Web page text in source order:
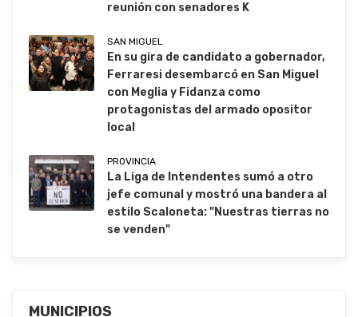
reunión con senadores K
SAN MIGUEL
En su gira de candidato a gobernador,
Ferraresi desembarcó en San Miguel
con Meglia y Fidanza como
protagonistas del armado opositor
local
PROVINCIA
La Liga de Intendentes sumó a otro
jefe comunal y mostró una bandera al
estilo Scaloneta: "Nuestras tierras no
se venden"
MUNICIPIOS